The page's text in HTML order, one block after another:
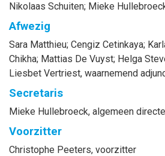
Nikolaas Schuiten; Mieke
Afwezig
Sara Matthieu; Cengiz Cetinkaya;
Chikha; Mattias De Vuyst; Helga
Liesbet Vertriest, waarnemend
Secretaris
Mieke Hullebroeck, algemeen
Voorzitter
Christophe Peeters, voorzitter